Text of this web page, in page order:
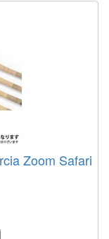
Zoom Safari